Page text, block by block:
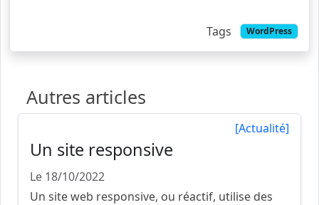
Tags WordPress
Autres articles
[Actualité]
Un site responsive
Le 18/10/2022
Un site web responsive, ou réactif, utilise des